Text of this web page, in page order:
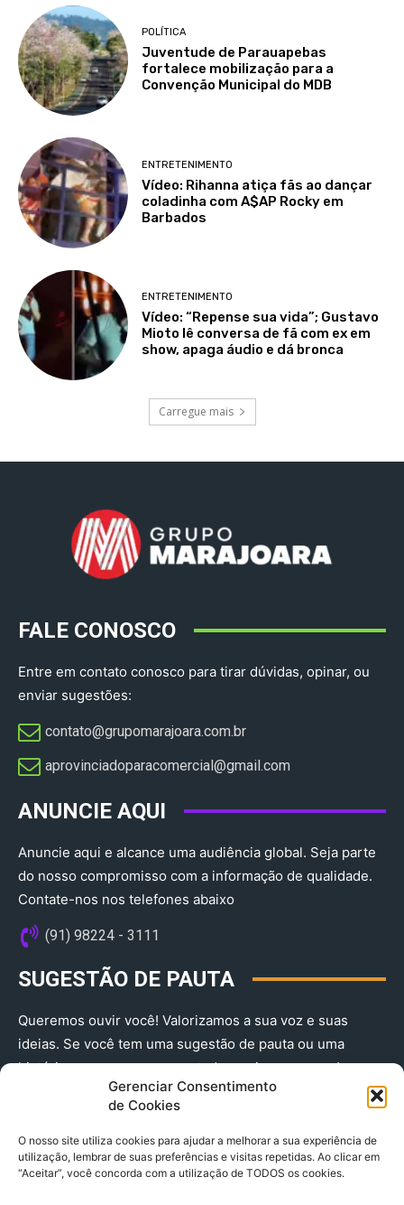
Gerenciar Consentimento
de Cookies
O nosso site utiliza cookies para ajudar a melhorar a sua experiência de
utilização, lembrar de suas preferências e visitas repetidas. Ao clicar em
“Aceitar”, você concorda com a utilização de TODOS os cookies.
POLÍTICA
Juventude de Parauapebas
fortalece mobilização para a
Convenção Municipal do MDB
ENTRETENIMENTO
Vídeo: Rihanna atiça fãs ao dançar
coladinha com A$AP Rocky em
Barbados
ENTRETENIMENTO
Vídeo: “Repense sua vida”; Gustavo
Mioto lê conversa de fã com ex em
show, apaga áudio e dá bronca
Carregue mais
FALE CONOSCO
Entre em contato conosco para tirar dúvidas, opinar, ou
enviar sugestões:
contato@grupomarajoara.com.br
aprovinciadoparacomercial@gmail.com​
ANUNCIE AQUI
Anuncie aqui e alcance uma audiência global. Seja parte
do nosso compromisso com a informação de qualidade.
Contate-nos nos telefones abaixo
(91) 98224 - 3111
SUGESTÃO DE PAUTA
Queremos ouvir você! Valorizamos a sua voz e suas
ideias. Se você tem uma sugestão de pauta ou uma
história que merece ser contada, envie-nos agora!
(91) 98224 - 3111